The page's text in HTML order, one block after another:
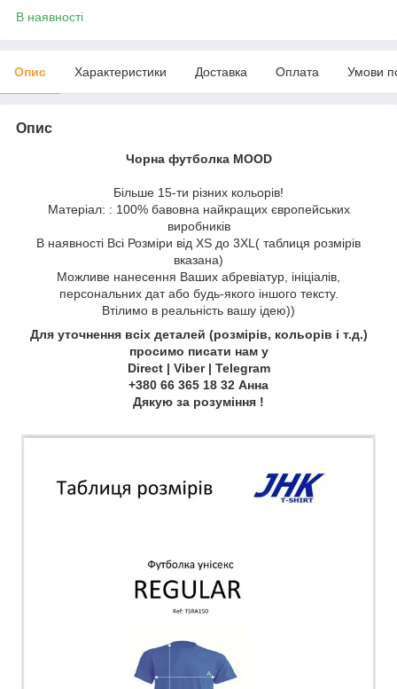
В наявності
Опис Характеристики Доставка Оплата Умови
Опис
Чорна футболка MOOD
Більше 15-ти різних кольорів!
Матеріал: : 100% бавовна найкращих європейських
виробників
В наявності Всі Розміри від XS до 3XL( таблиця розмірів
вказана)
Можливе нанесення Ваших абревіатур, ініціалів,
персональних дат або будь-якого іншого тексту.
Втілимо в реальність вашу ідею))
Для уточнення всіх деталей (розмірів, кольорів і т.д.)
просимо писати нам у
Direct | Viber | Telegram
+380 66 365 18 32 Анна
Дякую за розуміння !